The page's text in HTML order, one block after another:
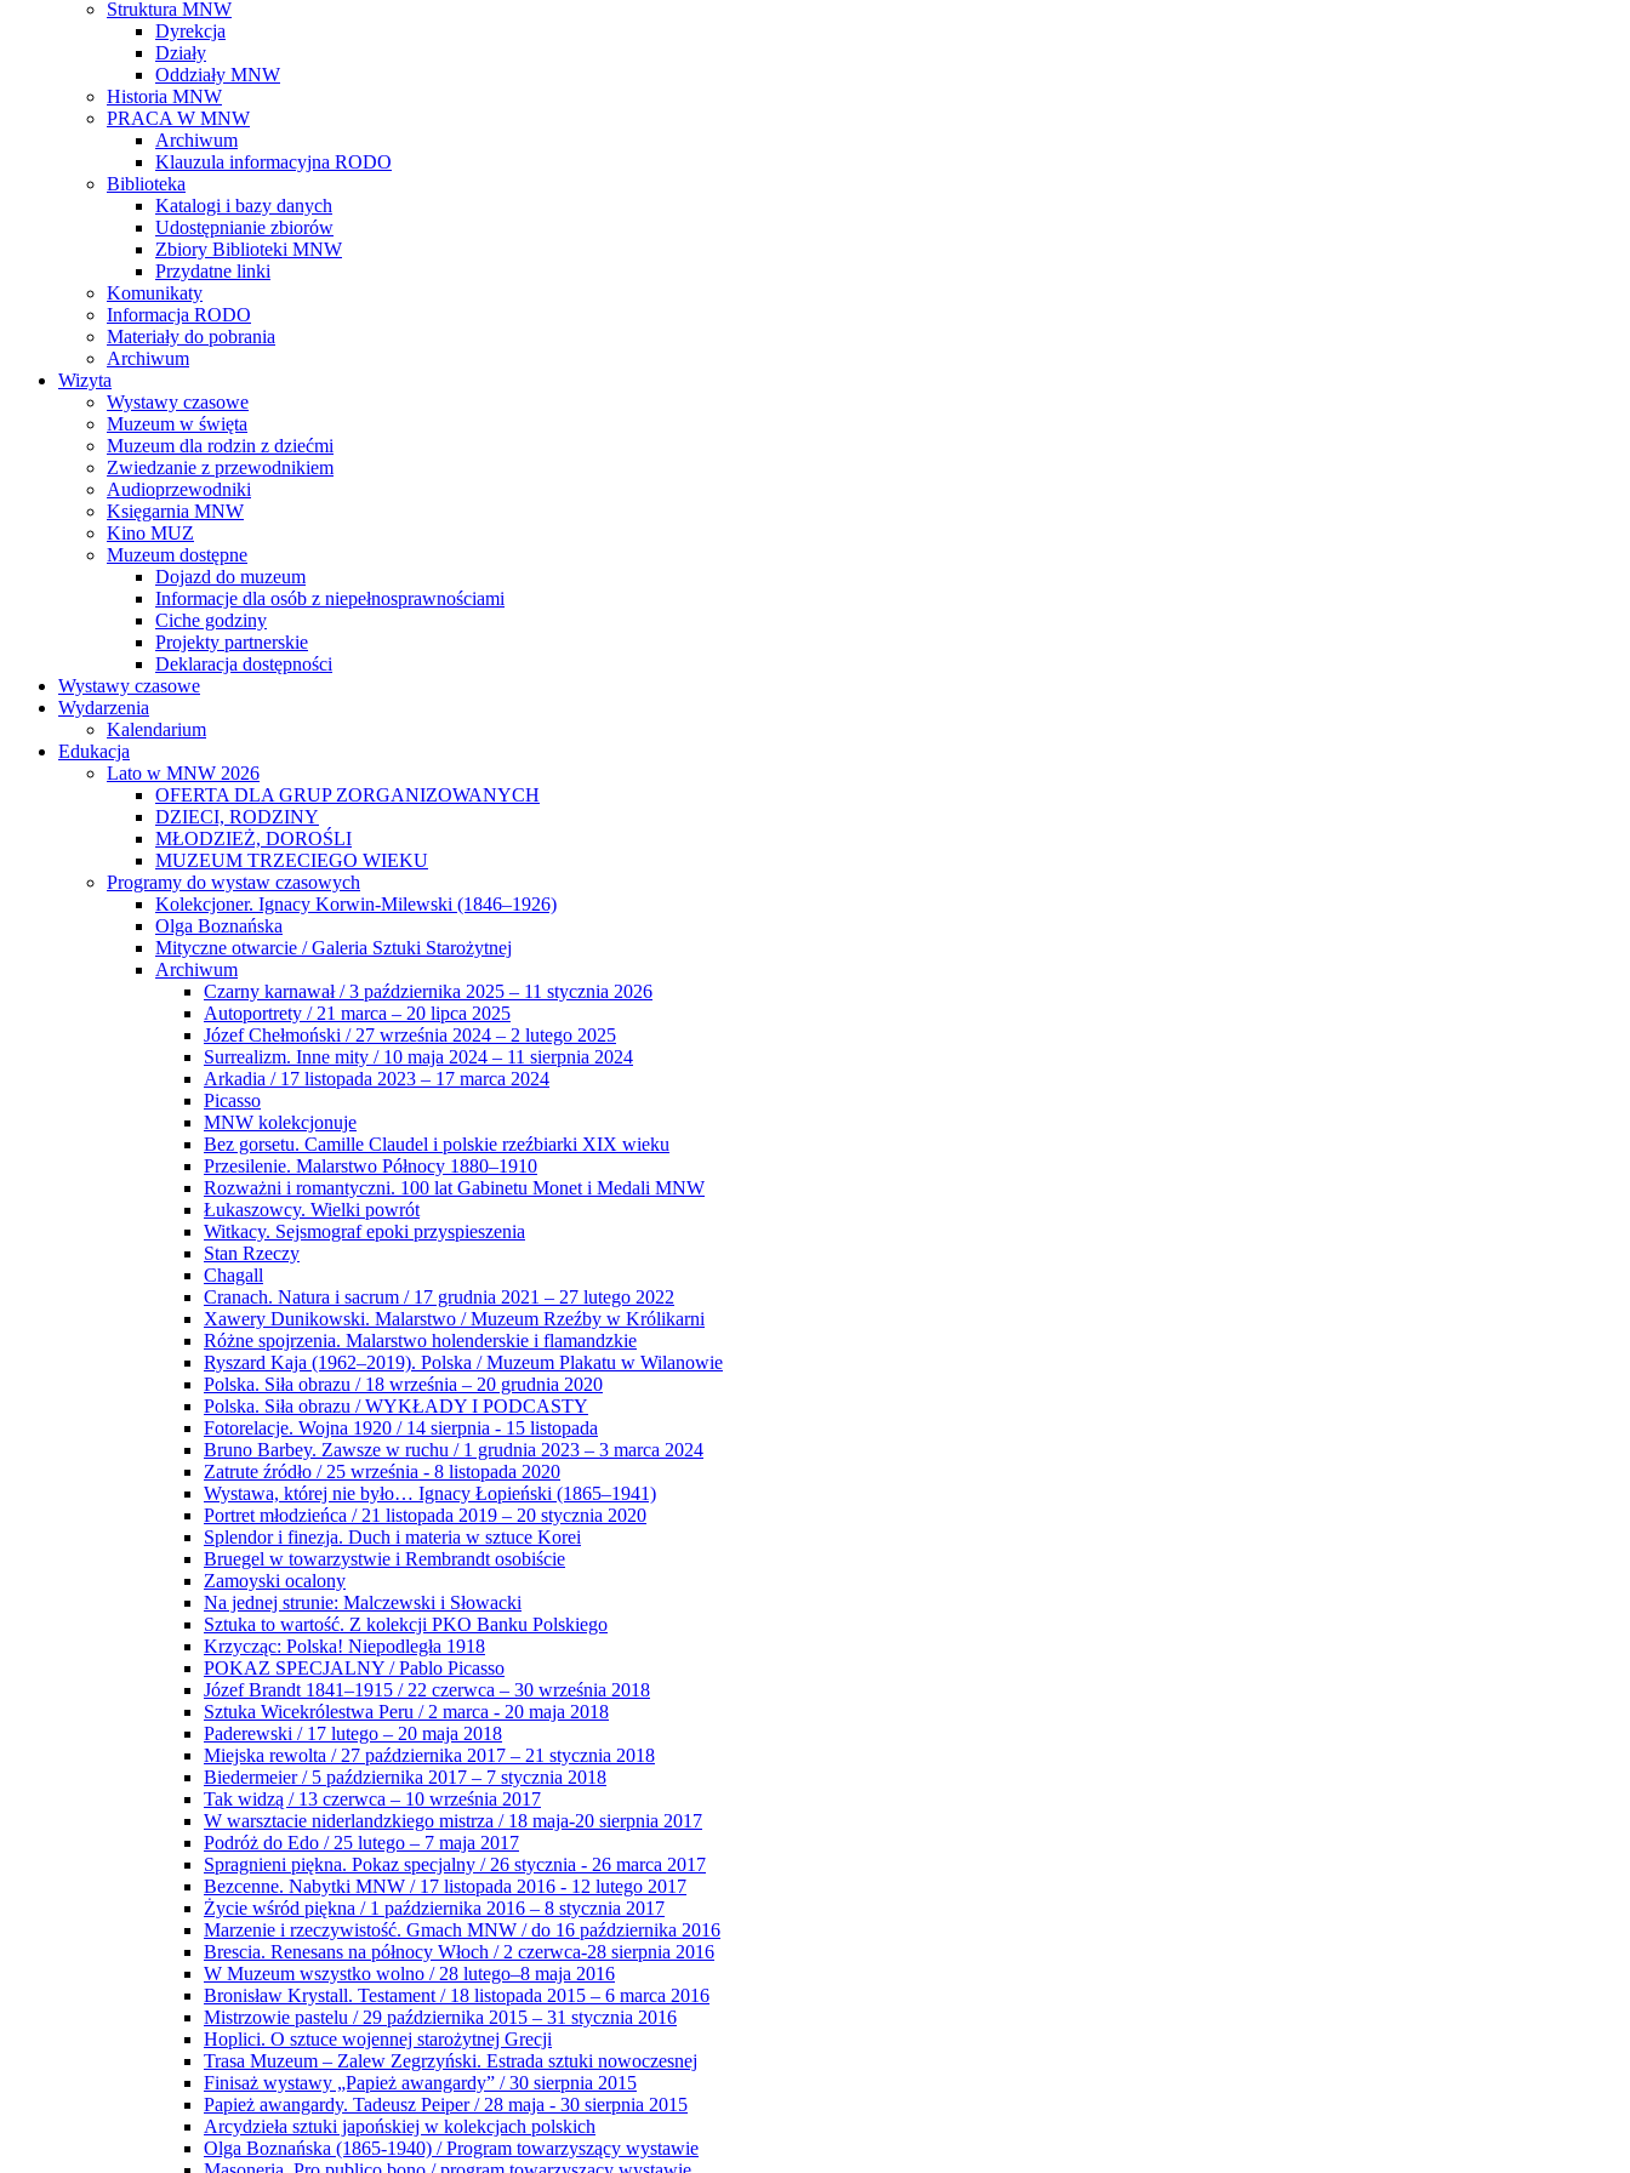
Struktura MNW
Dyrekcja
Działy
Oddziały MNW
Historia MNW
PRACA W MNW
Archiwum
Klauzula informacyjna RODO
Biblioteka
Katalogi i bazy danych
Udostępnianie zbiorów
Zbiory Biblioteki MNW
Przydatne linki
Komunikaty
Informacja RODO
Materiały do pobrania
Archiwum
Wizyta
Wystawy czasowe
Muzeum w święta
Muzeum dla rodzin z dziećmi
Zwiedzanie z przewodnikiem
Audioprzewodniki
Księgarnia MNW
Kino MUZ
Muzeum dostępne
Dojazd do muzeum
Informacje dla osób z niepełnosprawnościami
Ciche godziny
Projekty partnerskie
Deklaracja dostępności
Wystawy czasowe
Wydarzenia
Kalendarium
Edukacja
Lato w MNW 2026
OFERTA DLA GRUP ZORGANIZOWANYCH
DZIECI, RODZINY
MŁODZIEŻ, DOROŚLI
MUZEUM TRZECIEGO WIEKU
Programy do wystaw czasowych
Kolekcjoner. Ignacy Korwin-Milewski (1846–1926)
Olga Boznańska
Mityczne otwarcie / Galeria Sztuki Starożytnej
Archiwum
Czarny karnawał / 3 października 2025 – 11 stycznia 2026
Autoportrety / 21 marca – 20 lipca 2025
Józef Chełmoński / 27 września 2024 – 2 lutego 2025
Surrealizm. Inne mity / 10 maja 2024 – 11 sierpnia 2024
Arkadia / 17 listopada 2023 – 17 marca 2024
Picasso
MNW kolekcjonuje
Bez gorsetu. Camille Claudel i polskie rzeźbiarki XIX wieku
Przesilenie. Malarstwo Północy 1880–1910
Rozważni i romantyczni. 100 lat Gabinetu Monet i Medali MNW
Łukaszowcy. Wielki powrót
Witkacy. Sejsmograf epoki przyspieszenia
Stan Rzeczy
Chagall
Cranach. Natura i sacrum / 17 grudnia 2021 – 27 lutego 2022
Xawery Dunikowski. Malarstwo / Muzeum Rzeźby w Królikarni
Różne spojrzenia. Malarstwo holenderskie i flamandzkie
Ryszard Kaja (1962–2019). Polska / Muzeum Plakatu w Wilanowie
Polska. Siła obrazu / 18 września – 20 grudnia 2020
Polska. Siła obrazu / WYKŁADY I PODCASTY
Fotorelacje. Wojna 1920 / 14 sierpnia - 15 listopada
Bruno Barbey. Zawsze w ruchu / 1 grudnia 2023 – 3 marca 2024
Zatrute źródło / 25 września - 8 listopada 2020
Wystawa, której nie było… Ignacy Łopieński (1865–1941)
Portret młodzieńca / 21 listopada 2019 – 20 stycznia 2020
Splendor i finezja. Duch i materia w sztuce Korei
Bruegel w towarzystwie i Rembrandt osobiście
Zamoyski ocalony
Na jednej strunie: Malczewski i Słowacki
Sztuka to wartość. Z kolekcji PKO Banku Polskiego
Krzycząc: Polska! Niepodległa 1918
POKAZ SPECJALNY / Pablo Picasso
Józef Brandt 1841–1915 / 22 czerwca – 30 września 2018
Sztuka Wicekrólestwa Peru / 2 marca - 20 maja 2018
Paderewski / 17 lutego – 20 maja 2018
Miejska rewolta / 27 października 2017 – 21 stycznia 2018
Biedermeier / 5 października 2017 – 7 stycznia 2018
Tak widzą / 13 czerwca – 10 września 2017
W warsztacie niderlandzkiego mistrza / 18 maja-20 sierpnia 2017
Podróż do Edo / 25 lutego – 7 maja 2017
Spragnieni piękna. Pokaz specjalny / 26 stycznia - 26 marca 2017
Bezcenne. Nabytki MNW / 17 listopada 2016 - 12 lutego 2017
Życie wśród piękna / 1 października 2016 – 8 stycznia 2017
Marzenie i rzeczywistość. Gmach MNW / do 16 października 2016
Brescia. Renesans na północy Włoch / 2 czerwca-28 sierpnia 2016
W Muzeum wszystko wolno / 28 lutego–8 maja 2016
Bronisław Krystall. Testament / 18 listopada 2015 – 6 marca 2016
Mistrzowie pastelu / 29 października 2015 – 31 stycznia 2016
Hoplici. O sztuce wojennej starożytnej Grecji
Trasa Muzeum – Zalew Zegrzyński. Estrada sztuki nowoczesnej
Finisaż wystawy „Papież awangardy” / 30 sierpnia 2015
Papież awangardy. Tadeusz Peiper / 28 maja - 30 sierpnia 2015
Arcydzieła sztuki japońskiej w kolekcjach polskich
Olga Boznańska (1865-1940) / Program towarzyszący wystawie